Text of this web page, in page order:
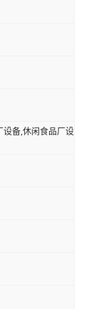
设备,休闲食品厂设